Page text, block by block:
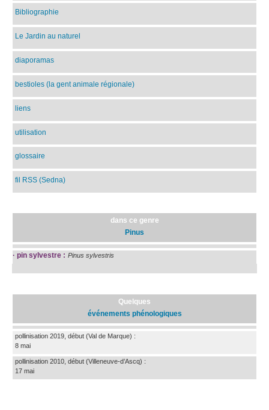
Bibliographie
Le Jardin au naturel
diaporamas
bestioles (la gent animale régionale)
liens
utilisation
glossaire
fil RSS (Sedna)
dans ce genre
Pinus
· pin sylvestre : Pinus sylvestris
Quelques
événements phénologiques
pollinisation 2019, début (Val de Marque) :
8 mai
pollinisation 2010, début (Villeneuve-d’Ascq) :
17 mai